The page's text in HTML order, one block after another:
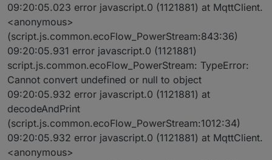
09:20:05.023 error javascript.0 (1121881) at MqttClient.
<anonymous>
(script.js.common.ecoFlow_PowerStream:843:36)
09:20:05.931 error javascript.0 (1121881)
script.js.common.ecoFlow_PowerStream: TypeError:
Cannot convert undefined or null to object
09:20:05.932 error javascript.0 (1121881) at
decodeAndPrint
(script.js.common.ecoFlow_PowerStream:1012:34)
09:20:05.932 error javascript.0 (1121881) at MqttClient.
<anonymous>